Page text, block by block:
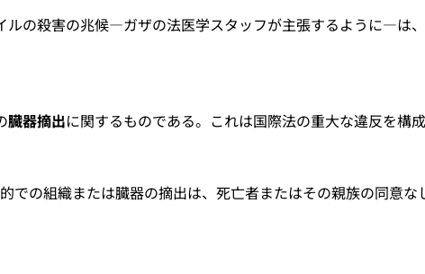
の殺害の兆候—ガザの法医学スタッフが主張するように—は、
臓器摘出に関するものである。これは国際法の重大な違反を構成
での組織または臓器の摘出は、死亡者またはその親族の同意